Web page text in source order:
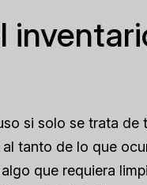
si solo se trata de
tanto de lo que
que requiera